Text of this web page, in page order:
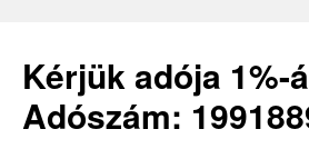
Kérjük adója
Adószám: